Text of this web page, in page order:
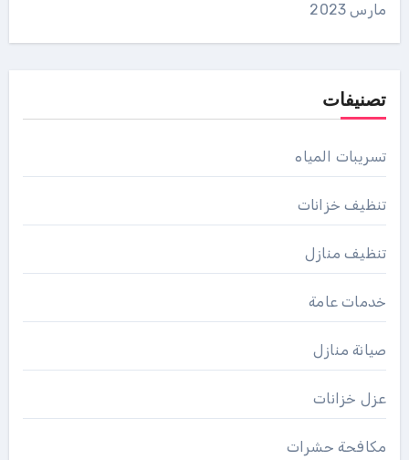
مارس 2023
تصنيفات
تسريبات المياه
تنظيف خزانات
تنظيف منازل
خدمات عامة
صيانة منازل
عزل خزانات
مكافحة حشرات